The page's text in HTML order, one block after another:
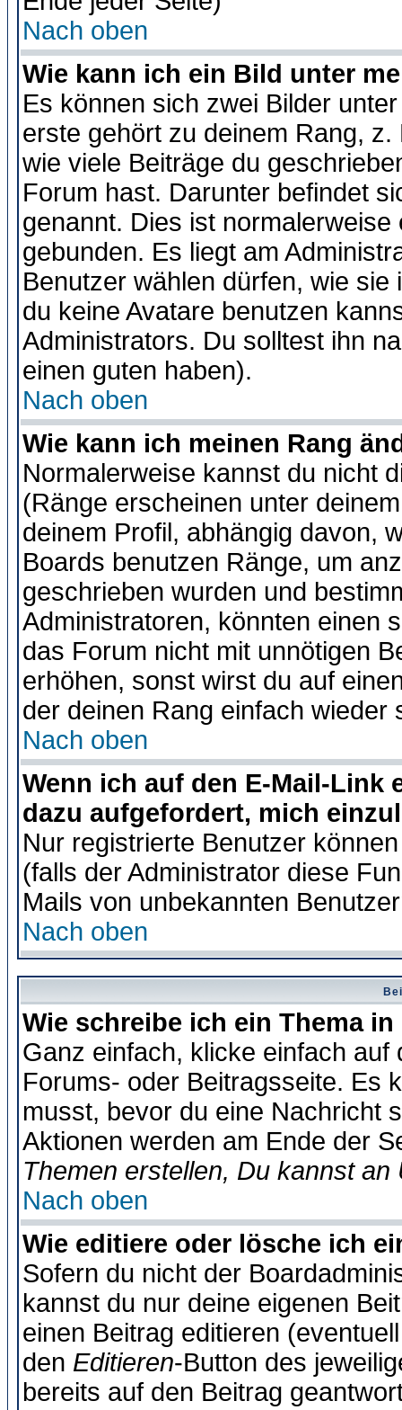
Nach oben
Wie kann ich ein Bild unter
Es können sich zwei Bilder
erste gehört zu deinem Rang,
wie viele Beiträge du
Forum hast. Darunter befindet
genannt. Dies ist
gebunden. Es liegt am
Benutzer wählen dürfen, wie
du keine Avatare benutzen
Administrators. Du solltest ihn
einen guten haben).
Nach oben
Wie kann ich meinen Rang
Normalerweise kannst du nicht
(Ränge erscheinen unter
deinem Profil, abhängig davon,
Boards benutzen Ränge, um
geschrieben wurden und
Administratoren, könnten einen
das Forum nicht mit unnötigen
erhöhen, sonst wirst du auf
der deinen Rang einfach wieder
Nach oben
Wenn ich auf den E-Mail-Link
dazu aufgefordert, mich
Nur registrierte Benutzer
(falls der Administrator diese
Mails von unbekannten
Nach oben
Wie schreibe ich ein Thema
Ganz einfach, klicke einfach
Forums- oder Beitragsseite. Es
musst, bevor du eine Nachricht
Aktionen werden am Ende der
Themen erstellen, Du kannst
Nach oben
Wie editiere oder lösche ich
Sofern du nicht der
kannst du nur deine eigenen
einen Beitrag editieren
den Editieren-Button des
bereits auf den Beitrag